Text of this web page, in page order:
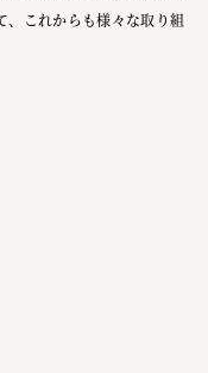
これからも様々な取り組